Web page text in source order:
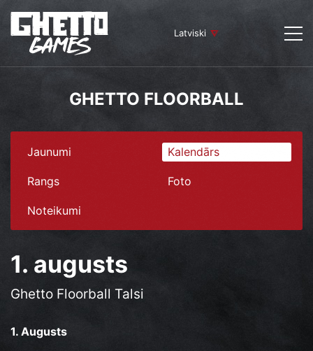
Latviski
GHETTO FLOORBALL
Jaunumi Kalendārs
Rangs Foto
Noteikumi
1. augusts
Ghetto Floorball Talsi
1. Augusts